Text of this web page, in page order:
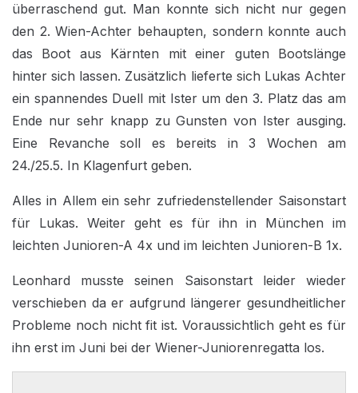
überraschend gut. Man konnte sich nicht nur gegen
den 2. Wien-Achter behaupten, sondern konnte auch
das Boot aus Kärnten mit einer guten Bootslänge
hinter sich lassen. Zusätzlich lieferte sich Lukas Achter
ein spannendes Duell mit Ister um den 3. Platz das am
Ende nur sehr knapp zu Gunsten von Ister ausging.
Eine Revanche soll es bereits in 3 Wochen am
24./25.5. In Klagenfurt geben.
Alles in Allem ein sehr zufriedenstellender Saisonstart
für Lukas. Weiter geht es für ihn in München im
leichten Junioren-A 4x und im leichten Junioren-B 1x.
Leonhard musste seinen Saisonstart leider wieder
verschieben da er aufgrund längerer gesundheitlicher
Probleme noch nicht fit ist. Voraussichtlich geht es für
ihn erst im Juni bei der Wiener-Juniorenregatta los.